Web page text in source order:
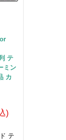
テ
ミン
カ
)
テ